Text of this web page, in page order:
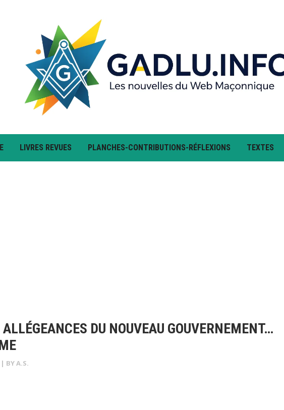
LIVRES REVUES PLANCHES-CONTRIBUTIONS-RÉFLEXIONS TEXTES
DU NOUVEAU GOUVERNEMENT…
| BYA.S.